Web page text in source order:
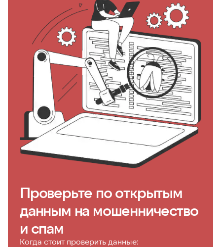
Проверьте по открытым
данным на мошенничество
и спам
Когда стоит проверить данные: